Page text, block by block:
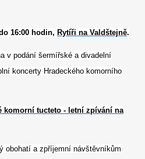
16:00 hodin, Rytíři na Valdštejně.
v podání šermířské a divadelní
koncerty Hradeckého komorního
komorní tucteto - letní zpívání na
obohatí a zpříjemní návštěvníkům